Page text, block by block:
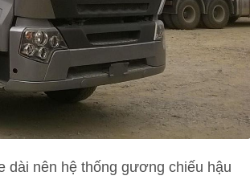
dài nên hệ thống gương chiếu hậu